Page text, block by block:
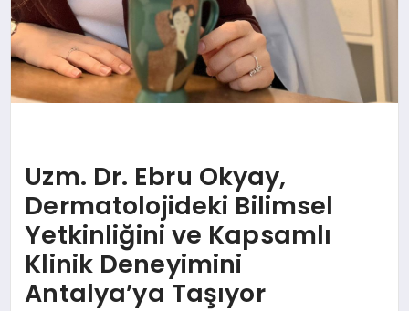
Uzm. Dr. Ebru Okyay,
Dermatolojideki Bilimsel
Yetkinliğini ve Kapsamlı
Klinik Deneyimini
Antalya’ya Taşıyor